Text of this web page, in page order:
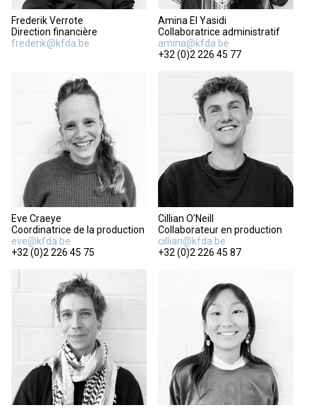
Frederik Verrote
Direction financière
frederik@kfda.be
Amina El Yasidi
Collaboratrice administratif
amina@kfda.be
+32 (0)2 226 45 77
Eve Craeye
Coordinatrice de la production
eve@kfda.be
+32 (0)2 226 45 75
Cillian O’Neill
Collaborateur en production
cillian@kfda.be
+32 (0)2 226 45 87